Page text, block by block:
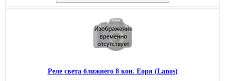
Реле света ближнего 8 кон. Еоря (Lanos)